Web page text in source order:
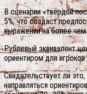
В сценарии «твёрдой
5%, что создаст
выражении на более
Рублевый эквивалент
ориентиром для
Свидетельствует ли
направляться